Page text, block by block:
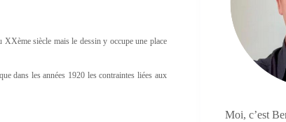
siècle mais le dessin y occupe une place
dans les années 1920 les contraintes liées aux
Moi, c’est